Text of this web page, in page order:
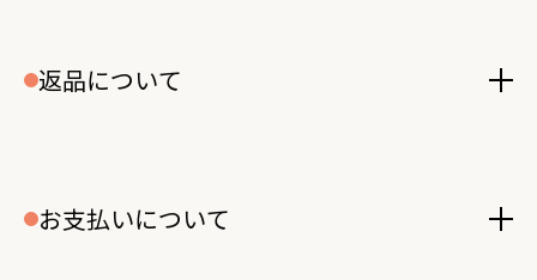
返品について
お支払いについて